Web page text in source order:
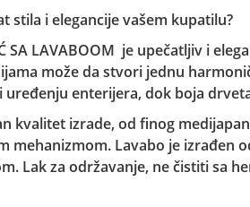
stila i elegancije vašem kupatilu?
SA LAVABOOM je upečatljiv i
može da stvori jednu
uređenju enterijera, dok boja
kvalitet izrade, od finog
mehanizmom. Lavabo je izrađen
Lak za održavanje, ne čistiti sa